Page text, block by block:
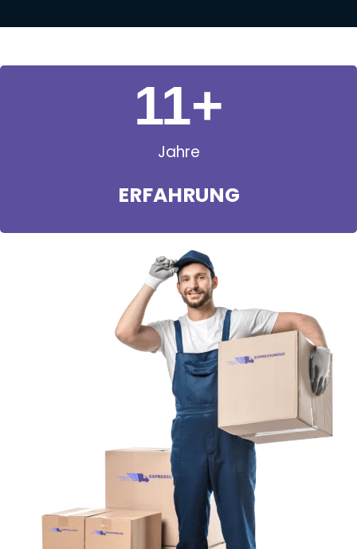
Jahre
ERFAHRUNG
11+